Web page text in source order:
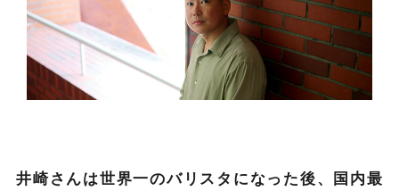
井崎さんは世界一のバリスタになった後、国内最